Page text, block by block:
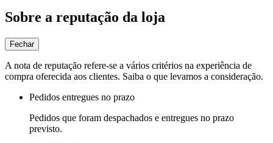
Sobre a reputação da loja
Fechar
A nota de reputação refere-se a vários critérios na experiência de
compra oferecida aos clientes. Saiba o que levamos a consideração.
Pedidos entregues no prazo
Pedidos que foram despachados e entregues no prazo
previsto.